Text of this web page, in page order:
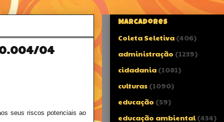
10.004/04
seus riscos potenciais ao
Marcadores
Coleta Seletiva (406)
administração (1239)
cidadania (1081)
culturas (1090)
educação (59)
educação ambiental (434)